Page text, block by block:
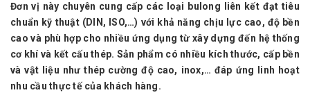
Đơn vị này chuyên cung cấp các loại bulong liên kết đạt tiêu
chuẩn kỹ thuật (DIN, ISO,…) với khả năng chịu lực cao, độ bền
cao và phù hợp cho nhiều ứng dụng từ xây dựng đến hệ thống
cơ khí và kết cấu thép. Sản phẩm có nhiều kích thước, cấp bền
và vật liệu như thép cường độ cao, inox,… đáp ứng linh hoạt
nhu cầu thực tế của khách hàng.